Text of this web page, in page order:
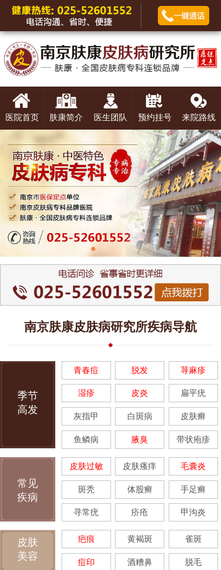
医院首页 肤康简介 医生团队 预约挂号 来院路线
南京肤康皮肤病研究所疾病导航
季节
高发
青春痘 脱发 荨麻疹
湿疹 皮炎 扁平疣
灰指甲 白斑病 皮肤癣
鱼鳞病 腋臭 带状疱疹
常见
疾病
皮肤过敏 皮肤瘙痒 毛囊炎
斑秃 体股癣 手足癣
寻常疣 疥疮 甲沟炎
皮肤
美容
疤痕 黄褐斑 雀斑
痘印 酒糟鼻 脱毛